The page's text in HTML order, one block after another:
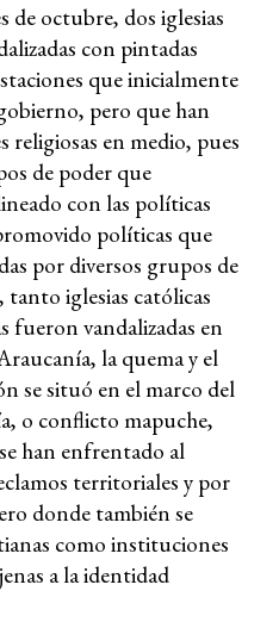
de octubre, dos iglesias
con pintadas
que inicialmente
pero que han
religiosas en medio, pues
de poder que
con las políticas
políticas que
por diversos grupos de
tanto iglesias católicas
fueron vandalizadas en
la quema y el
se situó en el marco del
o conflicto mapuche,
han enfrentado al
territoriales y por
donde también se
como instituciones
a la identidad